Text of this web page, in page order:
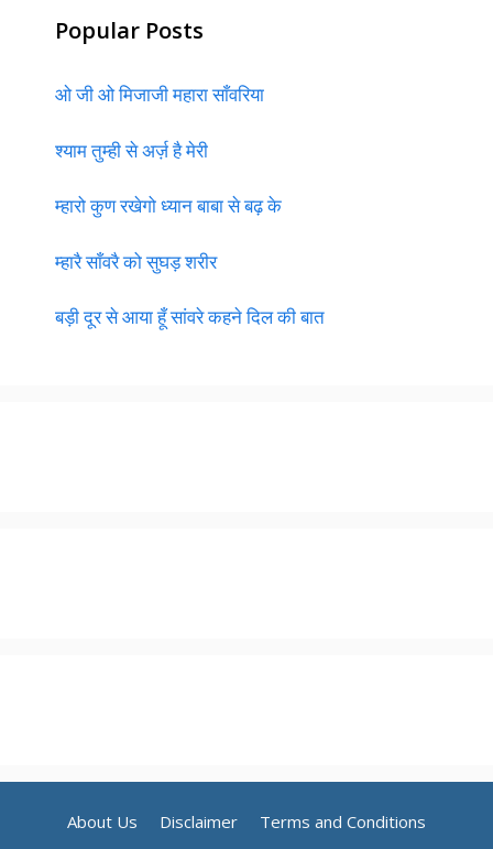
Popular Posts
ओ जी ओ मिजाजी महारा साँवरिया
श्याम तुम्ही से अर्ज़ है मेरी
म्हारो कुण रखेगो ध्यान बाबा से बढ़ के
म्हारै साँवरै को सुघड़ शरीर
बड़ी दूर से आया हूँ सांवरे कहने दिल की बात
About Us Disclaimer
Terms and Conditions